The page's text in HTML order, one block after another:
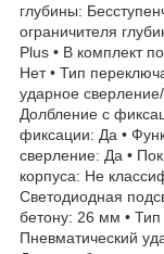
глубины:
ограничителя
Plus • В комплект
Нет • Тип
ударное
Долбление с
фиксации: Да •
сверление: Да •
корпуса: Не
Светодиодная
бетону: 26 мм • Тип
Пневматический